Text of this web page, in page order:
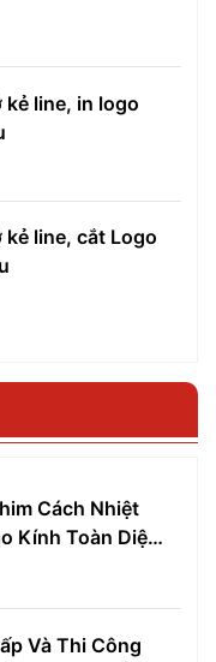
kẻ line, in logo
kẻ line, cắt Logo
Cách Nhiệt
Kính Toàn Diện
Tiết Kiệm 30%
Và Thi Công